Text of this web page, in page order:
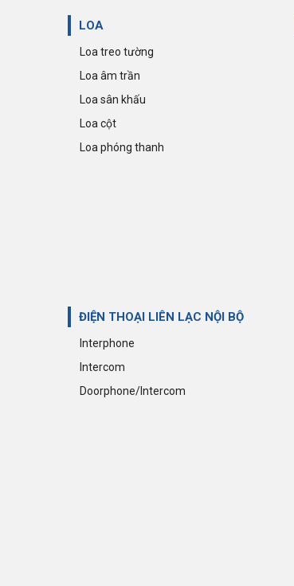
LOA
Loa treo tường
Loa âm trần
Loa sân khấu
Loa cột
Loa phóng thanh
ĐIỆN THOẠI LIÊN LẠC NỘI BỘ
Interphone
Intercom
Doorphone/Intercom